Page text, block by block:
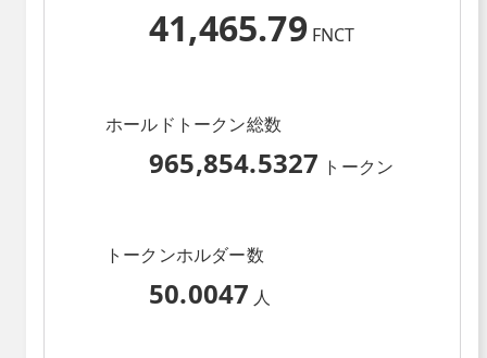
41,465.79 FNCT
ホールドトークン総数
965,854.5327 トークン
トークンホルダー数
50.0047 人